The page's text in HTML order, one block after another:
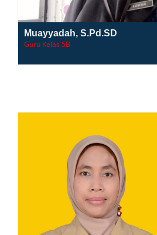
Muayyadah, S.Pd.SD
Guru Kelas 5B